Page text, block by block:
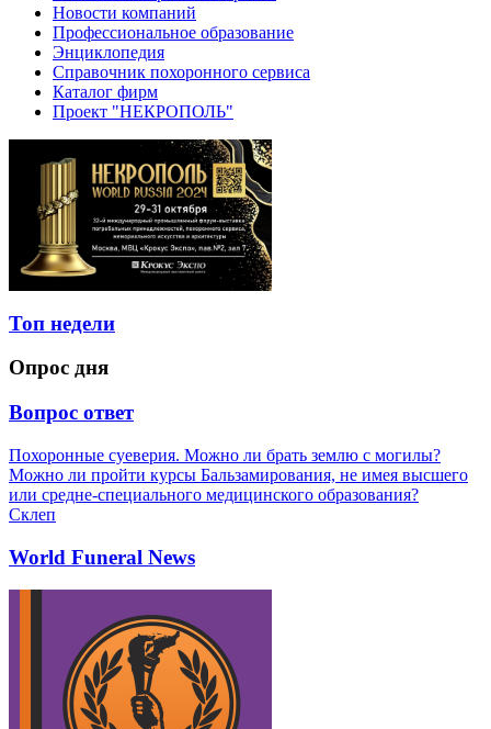
Новости компаний
Профессиональное образование
Энциклопедия
Справочник похоронного сервиса
Каталог фирм
Проект "НЕКРОПОЛЬ"
Топ недели
Опрос дня
Вопрос ответ
Похоронные суеверия. Можно ли брать землю с могилы?
Можно ли пройти курсы Бальзамирования, не имея высшего
или средне-специального медицинского образования?
Склеп
World Funeral News